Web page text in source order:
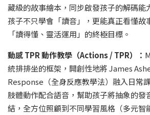
藏級的故事繪本，同步啟發孩子的解碼能
孩子不只學會「讀音」，更能真正看懂故
「讀得懂、靈活運用」的終極目標。
動感 TPR 動作教學（Actions / TPR）：
統排排坐的框架，開創性地將 James
Response（全身反應教學法）融入日常
肢體動作配合語音，幫助孩子將抽象的發
結，全方位照顧到不同學習風格（多元智